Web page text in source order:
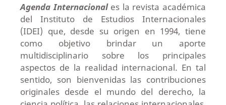
Agenda Internacionales la revista académica
del Instituto de Estudios Internacionales
(IDEI) que, desde su origen en 1994, tiene
como objetivo brindar un aporte
multidisciplinario sobre los principales
aspectos de la realidad internacional. En tal
sentido, son bienvenidas las contribuciones
originales desde el mundo del derecho, la